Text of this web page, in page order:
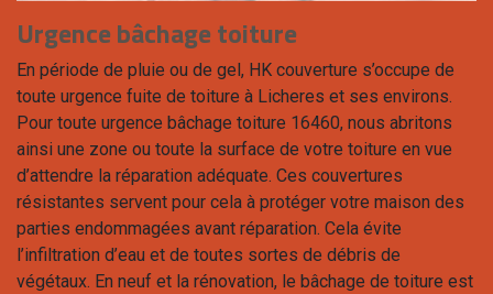
Urgence bâchage toiture
En période de pluie ou de gel, HK couverture s’occupe de
toute urgence fuite de toiture à Licheres et ses environs.
Pour toute urgence bâchage toiture 16460, nous abritons
ainsi une zone ou toute la surface de votre toiture en vue
d’attendre la réparation adéquate. Ces couvertures
résistantes servent pour cela à protéger votre maison des
parties endommagées avant réparation. Cela évite
l’infiltration d’eau et de toutes sortes de débris de
végétaux. En neuf et la rénovation, le bâchage de toiture est